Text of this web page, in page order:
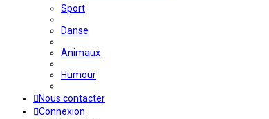
Sport
Danse
Animaux
Humour
Nous contacter
Connexion